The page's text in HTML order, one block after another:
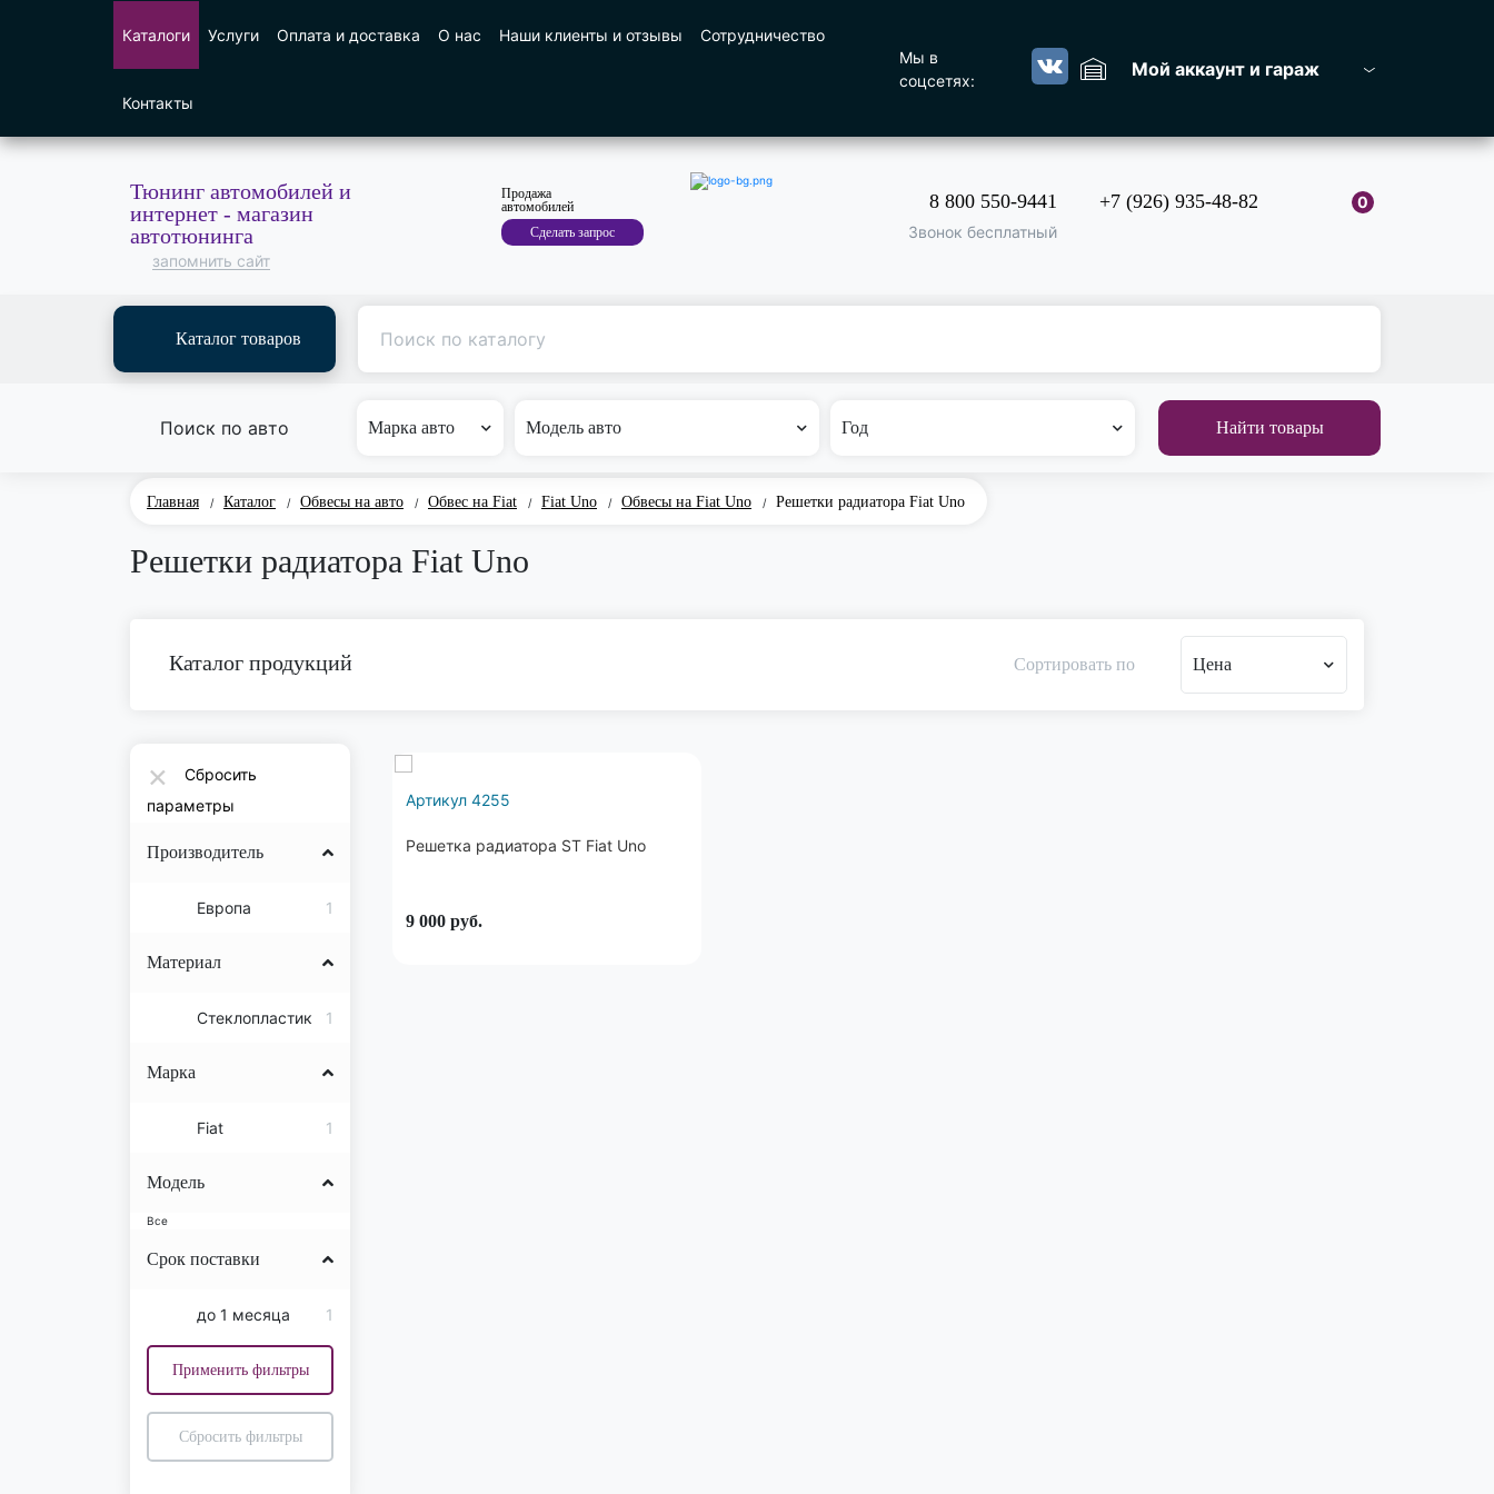
Каталоги Услуги Оплата и доставка О нас Наши клиенты и отзывы Сотрудничество
Контакты
Мы в
соцсетях:
Мой аккаунт и гараж
Тюнинг автомобилей и
интернет - магазин
автотюнинга
запомнить сайт
Продажа
автомобилей
Сделать запрос
8 800 550-9441
Звонок бесплатный
+7 (926) 935-48-82 0
Каталог товаров
Поиск по авто Марка авто Модель авто Год Найти товары
Главная / Каталог / Обвесы на авто / Обвес на Fiat / Fiat Uno / Обвесы на Fiat Uno / Решетки радиатора Fiat Uno
Решетки радиатора Fiat Uno
Каталог продукций Сортировать по Цена
×
Сбросить
параметры
Производитель
Европа 1
Материал
Стеклопластик 1
Марка
Fiat 1
Модель
Все
Срок поставки
до 1 месяца 1
Артикул 4255
Решетка радиатора ST Fiat Uno
9 000 руб.